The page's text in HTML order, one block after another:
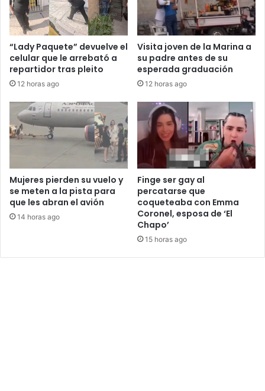
“Lady Paquete” devuelve el
celular que le arrebató a
repartidor tras pleito
12 horas ago
Visita joven de la Marina a
su padre antes de su
esperada graduación
12 horas ago
Mujeres pierden su vuelo y
se meten a la pista para
que les abran el avión
14 horas ago
Finge ser gay al
percatarse que
coqueteaba con Emma
Coronel, esposa de ‘El
Chapo’
15 horas ago